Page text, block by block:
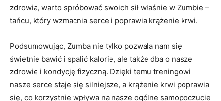
zdrowia, warto spróbować swoich sił właśnie w Zumbie –
tańcu, który wzmacnia serce i poprawia krążenie krwi.
Podsumowując, Zumba nie tylko pozwala nam się
świetnie bawić i spalić kalorie, ale także dba o nasze
zdrowie i kondycję fizyczną. Dzięki temu treningowi
nasze serce staje się silniejsze, a krążenie krwi poprawia
się, co korzystnie wpływa na nasze ogólne samopoczucie